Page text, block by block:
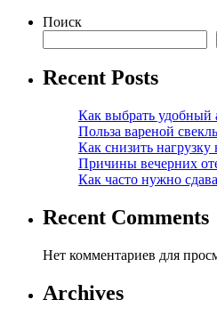
Поиск
Recent Posts
Как выбрать удобный
Польза вареной
Как снизить нагрузку
Причины вечерних
Как часто нужно
Recent Comments
Нет комментариев для
Archives